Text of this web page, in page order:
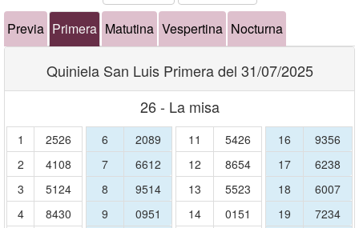
Previa Primera Matutina Vespertina Nocturna
Quiniela San Luis Primera del 31/07/2025
26 - La misa
1
2526
2
4108
3
5124
4
8430
6
2089
7
6612
8
9514
9
0951
11
5426
12
8654
13
5523
14
0151
16
9356
17
6238
18
6007
19
7234